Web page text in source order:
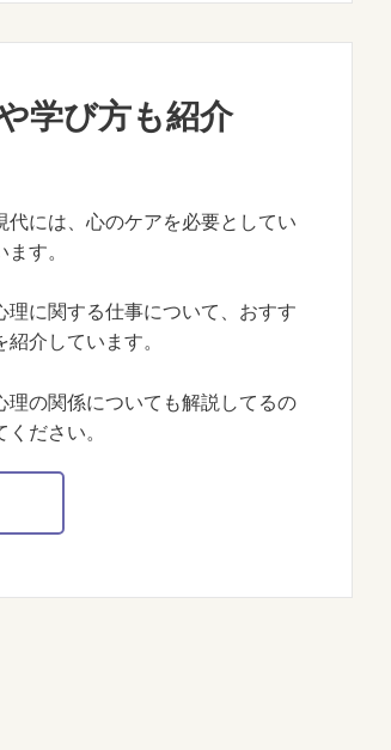
学び方も紹介
代には、心のケアを必要としてい
す。
理に関する仕事について、おすす
介しています。
理の関係についても解説してるの
ださい。